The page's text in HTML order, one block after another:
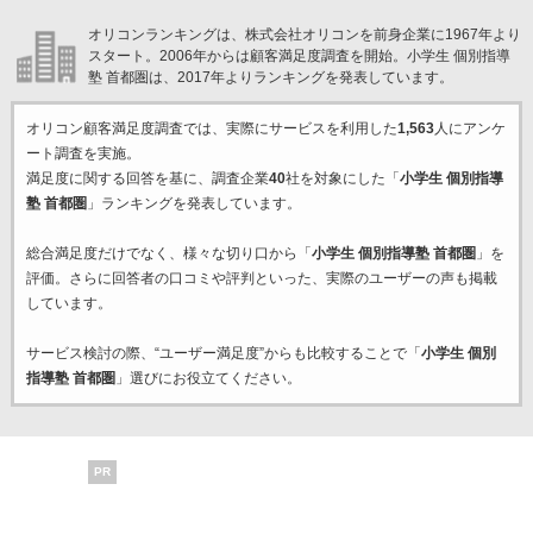
オリコンランキングは、株式会社オリコンを前身企業に1967年より
スタート。2006年からは顧客満足度調査を開始。小学生 個別指導
塾 首都圏は、2017年よりランキングを発表しています。
オリコン顧客満足度調査では、実際にサービスを利用した1,563人にアンケ
ート調査を実施。
満足度に関する回答を基に、調査企業40社を対象にした「 小学生 個別指導
塾 首都圏 」ランキングを発表しています。
総合満足度だけでなく、様々な切り口から「 小学生 個別指導塾 首都圏 」を
評価。さらに回答者の口コミや評判といった、実際のユーザーの声も掲載
しています。
サービス検討の際、“ユーザー満足度”からも比較することで「 小学生 個別
指導塾 首都圏 」選びにお役立てください。
PR